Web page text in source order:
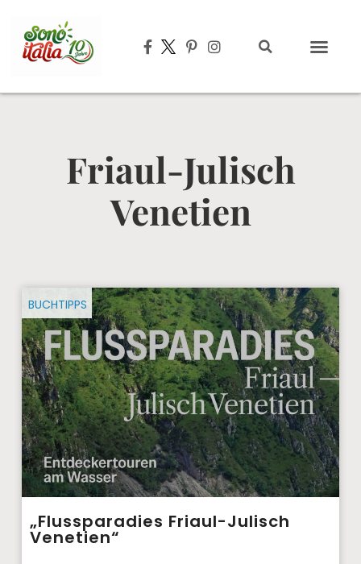
Friaul-Julisch
Venetien
BUCHTIPPS
„Flussparadies Friaul-Julisch
Venetien“